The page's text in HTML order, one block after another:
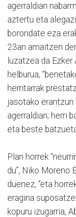
agerraldian
aztertu eta
borondate eza
23an amaitzen
luzatzea da
helburua,
herritarrak
jasotako
agerraldian; herri
eta beste
Plan horrek
du”, Niko Moreno
duenez, “eta
eragina
kopuru izugarria,